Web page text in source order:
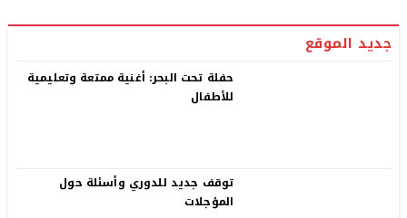
جديد الموقع
حفلة تحت البحر: أغنية ممتعة وتعليمية
للأطفال
توقف جديد للدوري وأسئلة حول
المؤجلات